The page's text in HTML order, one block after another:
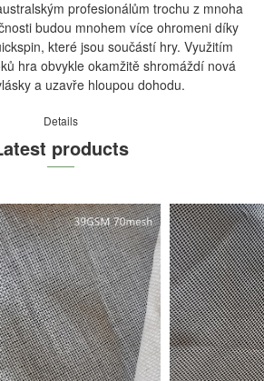
profesionálům trochu z mnoha
budou mnohem více ohromeni díky
které jsou součástí hry. Využitím
hra obvykle okamžitě shromáždí nová
a uzavře hloupou dohodu.
Details
products